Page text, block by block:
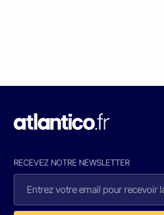
RECEVEZ NOTRE NEWSLETTER